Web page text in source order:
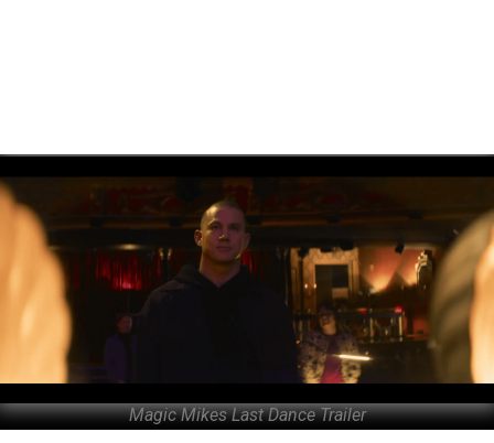
Magic Mikes Last Dance Trailer